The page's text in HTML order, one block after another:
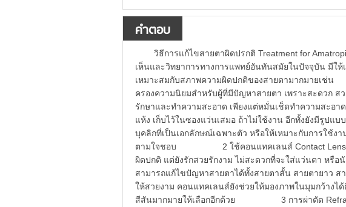
คำตอบ
วิธีการแก้ไขสายตาผิดปรกติ Treatment for
เห็นและวิทยาการทางการแพทย์อันทันสมัยในปัจจุบัน มีให้
เหมาะสมกับสภาพความผิดปกติของสายตามากมา
ครองความนิยมสำหรับผู้ที่มีปัญหาสายตา เพราะสะดวก ส
รักษาและทำความสะอาด เพียงแต่หมั่นเช็ดทำความสะอ
แห้ง เก็บไว้ในซองแว่นเสมอ ถ้าไม่ใช้งาน อีกทั้งยังมีรูปแบ
บุคลิกที่เป็นเอกลักษณ์เฉพาะตัว หรือให้เหมาะกับการใช้ง
ตามใจชอบ 2 ใช้คอนแทคเลนส์ Contact Lens เป็
ผิดปกติ แต่ยังรักสวยรักงาม ไม่สะดวกที่จะใส่แว่นตา หรือ
สามารถแก้ไขปัญหาสายตาได้ทั้งสายตาสั้น สายตายาว ส
ให้สวยงาม คอนแทคเลนส์ยังช่วยให้มองภาพในมุมกว้าง
สีสันมากมายให้เลือกอีกด้วย 3 การผ่าตัด